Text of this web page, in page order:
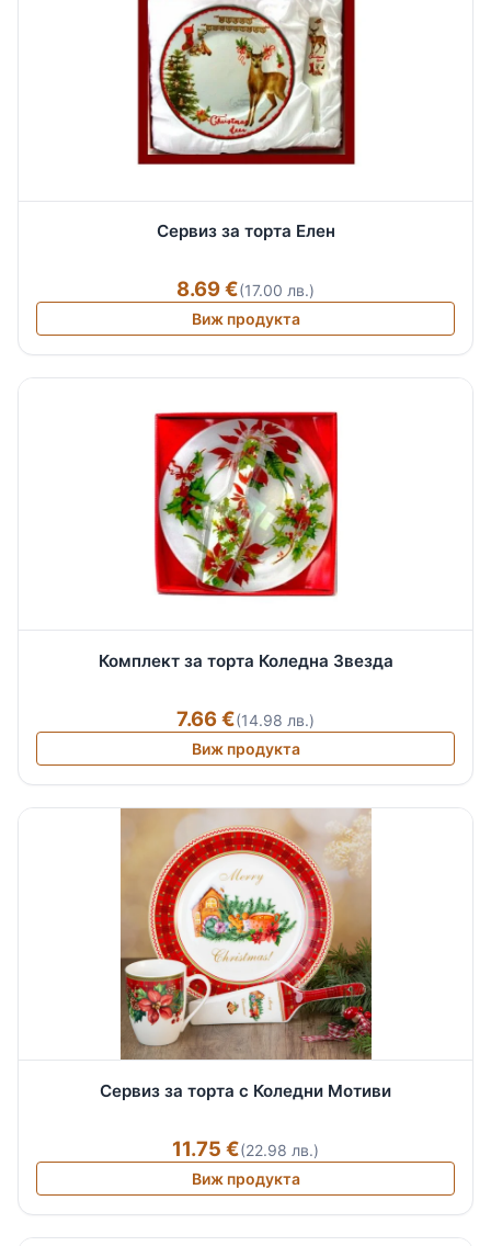
Сервиз за торта Елен
8.69 €(17.00 лв.)
Виж продукта
Комплект за торта Коледна Звезда
7.66 €(14.98 лв.)
Виж продукта
Сервиз за торта с Коледни Мотиви
11.75 €(22.98 лв.)
Виж продукта